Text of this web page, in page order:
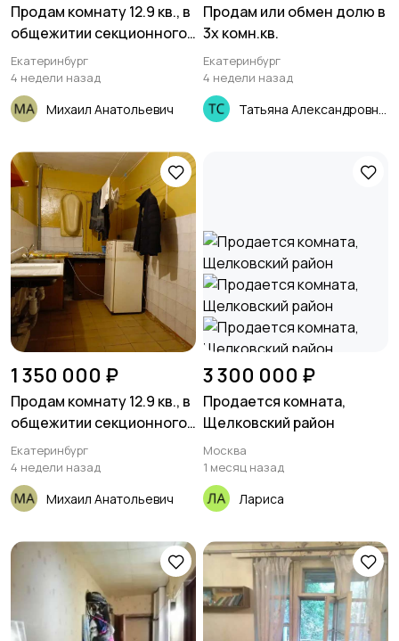
Продам комнату 12.9 кв., в
общежитии секционного
типа
Екатеринбург
4 недели назад
Михаил Анатольевич
Продам или обмен долю в
3х комн.кв.
Екатеринбург
4 недели назад
1 350 000 ₽
Продам комнату 12.9 кв., в
общежитии секционного
типа
Екатеринбург
4 недели назад
Михаил Анатольевич
3 300 000 ₽
Продается комната,
Щелковский район
Москва
1 месяц назад
Лариса